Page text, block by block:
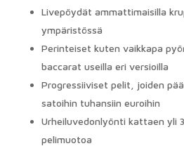
Livepöydät ammattimaisilla
ympäristössä
Perinteiset kuten vaikkapa
baccarat useilla eri versioilla
Progressiiviset pelit, joiden
satoihin tuhansiin euroihin
Urheiluvedonlyönti kattaen yli
pelimuotoa